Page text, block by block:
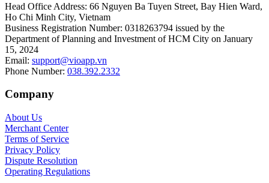
Head Office Address: 66 Nguyen Ba Tuyen Street, Bay Hien Ward,
Ho Chi Minh City, Vietnam
Business Registration Number: 0318263794 issued by the
Department of Planning and Investment of HCM City on January
15, 2024
Email: support@vioapp.vn
Phone Number: 038.392.2332
Company
About Us
Merchant Center
Terms of Service
Privacy Policy
Dispute Resolution
Operating Regulations